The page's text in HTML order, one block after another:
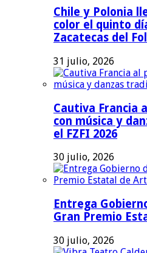
Chile y Polonia
color el quinto
Zacatecas del
31 julio, 2026
Cautiva Francia
con música y
el FZFI 2026
30 julio, 2026
Entrega
Gran Premio
30 julio, 2026